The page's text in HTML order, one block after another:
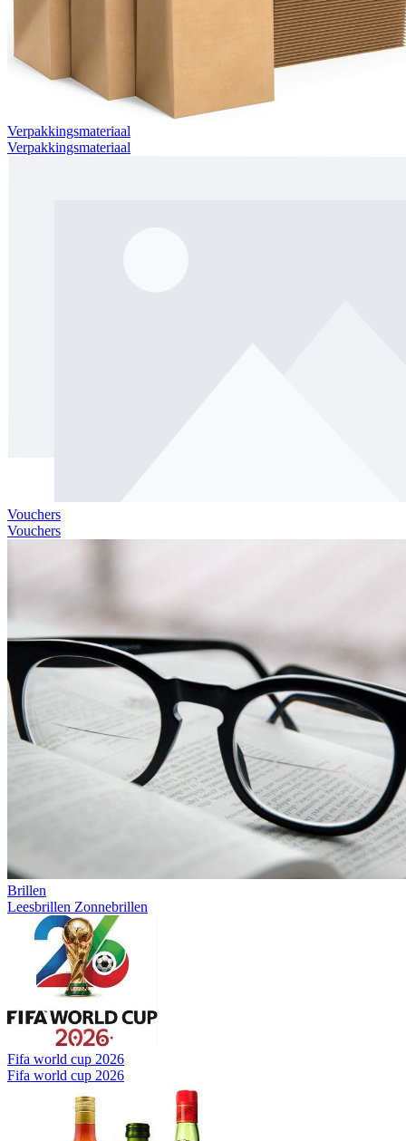
Verpakkingsmateriaal
Verpakkingsmateriaal
Vouchers
Vouchers
Brillen
Leesbrillen Zonnebrillen
Fifa world cup 2026
Fifa world cup 2026